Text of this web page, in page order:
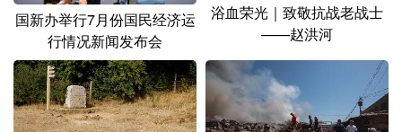
陕西 甘肃 青海 宁夏
新疆 内蒙古
多语种频道
国新办举行7月份国民经济运
行情况新闻发布会
浴血荣光｜致敬抗战老战士
——赵洪河